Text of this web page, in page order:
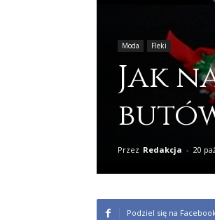
Moda Fleki
Jak
Przez Redakcja - 20
Podziel się na